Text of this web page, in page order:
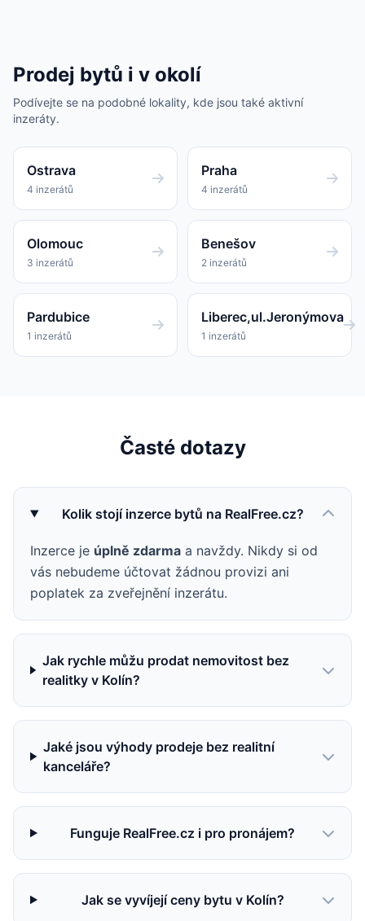
Prodej bytů i v okolí
Podívejte se na podobné lokality, kde jsou také aktivní
inzeráty.
Ostrava
4 inzerátů
Praha
4 inzerátů
Olomouc
3 inzerátů
Benešov
2 inzerátů
Pardubice
1 inzerátů
Liberec,ul.Jeronýmova
1 inzerátů
Časté dotazy
Kolik stojí inzerce bytů na RealFree.cz?
Inzerce je úplně zdarma a navždy. Nikdy si od
vás nebudeme účtovat žádnou provizi ani
poplatek za zveřejnění inzerátu.
Jak rychle můžu prodat nemovitost bez
realitky v Kolín?
Jaké jsou výhody prodeje bez realitní
kanceláře?
Funguje RealFree.cz i pro pronájem?
Jak se vyvíjejí ceny bytu v Kolín?